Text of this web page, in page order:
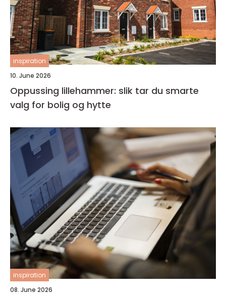
inspiration
10. June 2026
Oppussing lillehammer: slik tar du smarte
valg for bolig og hytte
inspiration
08. June 2026